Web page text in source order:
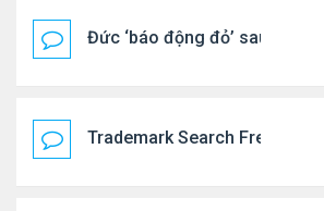
Đức ‘báo động đỏ’ sau vụ
Trademark Search Free – Is